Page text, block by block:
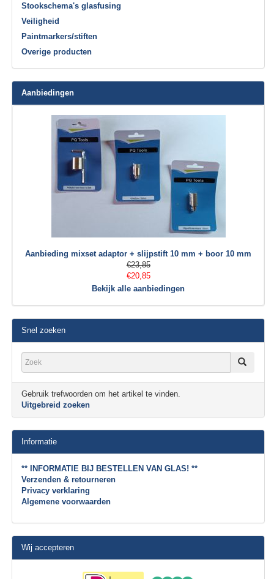
Stookschema's glasfusing
Veiligheid
Paintmarkers/stiften
Overige producten
Aanbiedingen
Aanbieding mixset adaptor + slijpstift 10 mm + boor 10 mm
€23,85
€20,85
Bekijk alle aanbiedingen
Snel zoeken
Gebruik trefwoorden om het artikel te vinden.
Uitgebreid zoeken
Informatie
** INFORMATIE BIJ BESTELLEN VAN GLAS! **
Verzenden & retourneren
Privacy verklaring
Algemene voorwaarden
Wij accepteren